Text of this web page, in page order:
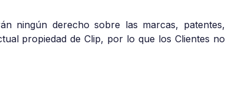
ningún derecho sobre las marcas, patentes,
propiedad de Clip, por lo que los Clientes no